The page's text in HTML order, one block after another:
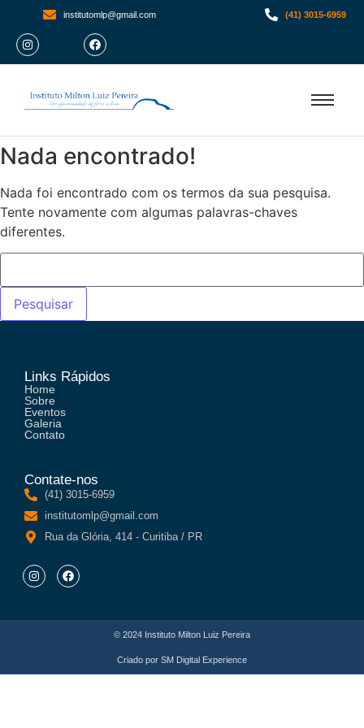
institutomlp@gmail.com (41) 3015-6959
Nada encontrado!
Nada foi encontrado com os termos da sua pesquisa.
Tente novamente com algumas palavras-chaves
diferentes.
Links Rápidos
Home
Sobre
Eventos
Galeria
Contato
Contate-nos
(41) 3015-6959
institutomlp@gmail.com
Rua da Glória, 414 - Curitiba / PR
© 2024 Instituto Milton Luiz Pereira
Criado por SM Digital Experience